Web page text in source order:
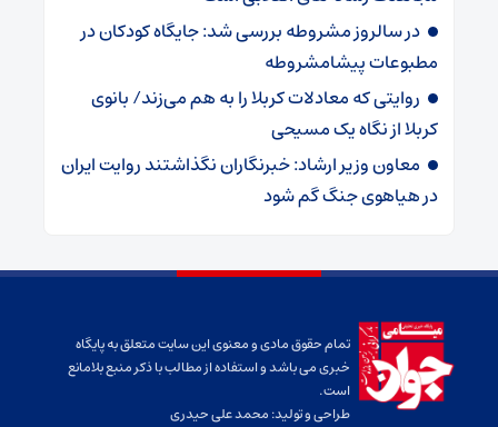
در سالروز مشروطه بررسی شد: جایگاه کودکان در
مطبوعات پیشامشروطه
روایتی که معادلات کربلا را به هم می‌زند/ بانوی
کربلا از نگاه یک مسیحی
معاون وزیر ارشاد: خبرنگاران نگذاشتند روایت ایران
در هیاهوی جنگ گم شود
تمام حقوق مادی و معنوی این سایت متعلق به پایگاه
خبری می باشد و استفاده از مطالب با ذکر منبع بلامانع
است.
طراحی و تولید:محمد علی حیدری